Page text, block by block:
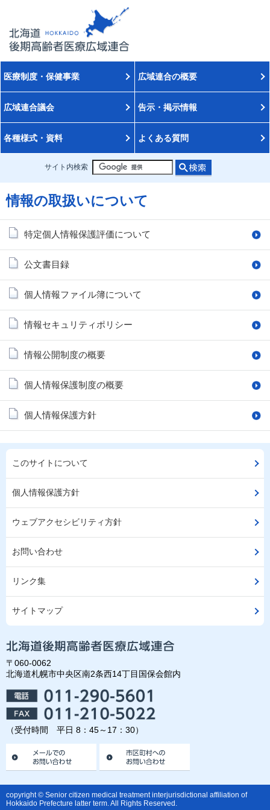
医療制度・保健事業 広域連合の概要
広域連合議会 告示・掲示情報
各種様式・資料 よくある質問
サイト内検索
情報の取扱いについて
特定個人情報保護評価について
公文書目録
個人情報ファイル簿について
情報セキュリティポリシー
情報公開制度の概要
個人情報保護制度の概要
個人情報保護方針
このサイトについて
個人情報保護方針
ウェブアクセシビリティ方針
お問い合わせ
リンク集
サイトマップ
〒060-0062
北海道札幌市中央区南2条西14丁目国保会館内
（受付時間 平日 8：45～17：30）
copyright © Senior citizen medical treatment interjurisdictional affiliation of
Hokkaido Prefecture latter term. All Rights Reserved.